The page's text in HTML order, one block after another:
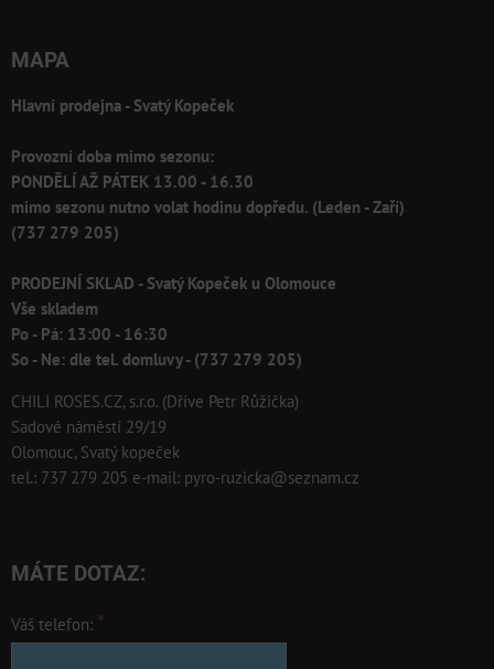
MAPA
Hlavní prodejna - Svatý Kopeček
Provozní doba mimo sezonu:
PONDĚLÍ AŽ PÁTEK 13.00 - 16.30
mimo sezonu nutno volat hodinu dopředu. (Leden - Zaří)
(737 279 205)
PRODEJNÍ SKLAD - Svatý Kopeček u Olomouce
Vše skladem
Po - Pá: 13:00 - 16:30
So - Ne: dle tel. domluvy - (737 279 205)
CHILI ROSES.CZ, s.r.o. (Dříve Petr Růžička)
Sadové náměstí 29/19
Olomouc, Svatý kopeček
tel.: 737 279 205 e-mail: pyro-ruzicka@seznam.cz
MÁTE DOTAZ:
Váš telefon: *